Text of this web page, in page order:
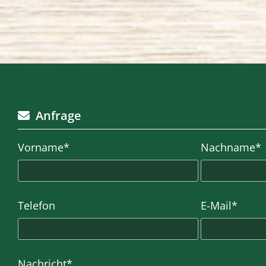
 Anfrage
Vorname* Nachname*
Telefon E-Mail*